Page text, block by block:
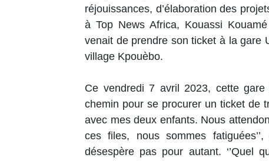
réjouissances, d’élaboration des
à Top News Africa, Kouassi
venait de prendre son ticket à la gare
village Kpouèbo.
Ce vendredi 7 avril 2023, cette
chemin pour se procurer un ticket de
avec mes deux enfants. Nous
ces files, nous sommes
désespère pas pour autant. ‘’Quel